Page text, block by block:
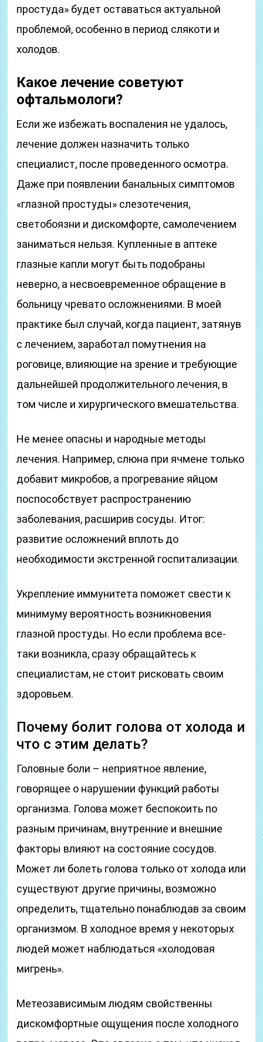
простуда» будет оставаться актуальной
проблемой, особенно в период слякоти и
холодов.
Какое лечение советуют
офтальмологи?
Если же избежать воспаления не удалось,
лечение должен назначить только
специалист, после проведенного осмотра.
Даже при появлении банальных симптомов
«глазной простуды» слезотечения,
светобоязни и дискомфорте, самолечением
заниматься нельзя. Купленные в аптеке
глазные капли могут быть подобраны
неверно, а несвоевременное обращение в
больницу чревато осложнениями. В моей
практике был случай, когда пациент, затянув
с лечением, заработал помутнения на
роговице, влияющие на зрение и требующие
дальнейшей продолжительного лечения, в
том числе и хирургического вмешательства.
Не менее опасны и народные методы
лечения. Например, слюна при ячмене только
добавит микробов, а прогревание яйцом
поспособствует распространению
заболевания, расширив сосуды. Итог:
развитие осложнений вплоть до
необходимости экстренной госпитализации.
Укрепление иммунитета поможет свести к
минимуму вероятность возникновения
глазной простуды. Но если проблема все-
таки возникла, сразу обращайтесь к
специалистам, не стоит рисковать своим
здоровьем.
Почему болит голова от холода и
что с этим делать?
Головные боли – неприятное явление,
говорящее о нарушении функций работы
организма. Голова может беспокоить по
разным причинам, внутренние и внешние
факторы влияют на состояние сосудов.
Может ли болеть голова только от холода или
существуют другие причины, возможно
определить, тщательно понаблюдав за своим
организмом. В холодное время у некоторых
людей может наблюдаться «холодовая
мигрень».
Метеозависимым людям свойственны
дискомфортные ощущения после холодного